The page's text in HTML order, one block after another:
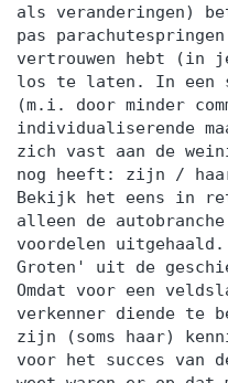
als veranderingen)
pas
vertrouwen hebt (in
los te laten. In een
(m.i. door minder
individualiserende
zich vast aan de
nog heeft: zijn /
Bekijk het eens in
alleen de
voordelen
Groten' uit de
Omdat voor een
verkenner diende te
zijn (soms haar)
voor het succes van